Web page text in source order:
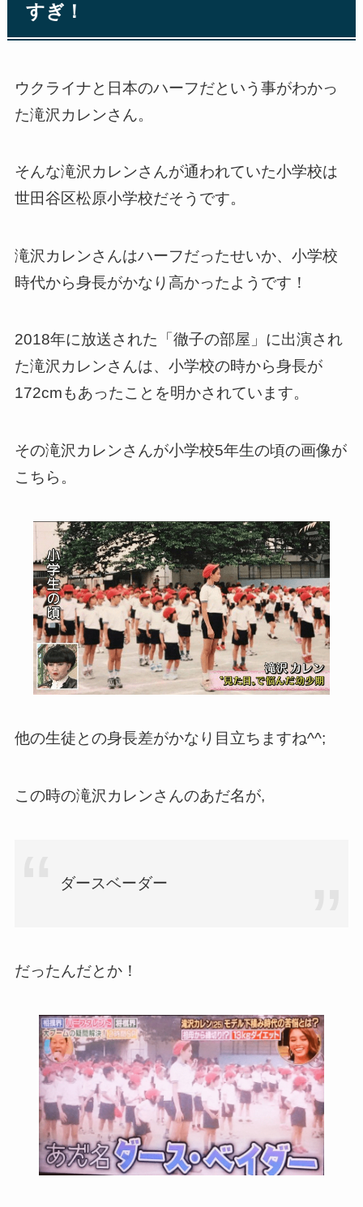
すぎ！
ウクライナと日本のハーフだという事がわかっ
た滝沢カレンさん。
そんな滝沢カレンさんが通われていた小学校は
世田谷区松原小学校だそうです。
滝沢カレンさんはハーフだったせいか、小学校
時代から身長がかなり高かったようです！
2018年に放送された「徹子の部屋」に出演され
た滝沢カレンさんは、小学校の時から身長が
172cmもあったことを明かされています。
その滝沢カレンさんが小学校5年生の頃の画像が
こちら。
他の生徒との身長差がかなり目立ちますね^^;
この時の滝沢カレンさんのあだ名が,
ダースベーダー
だったんだとか！